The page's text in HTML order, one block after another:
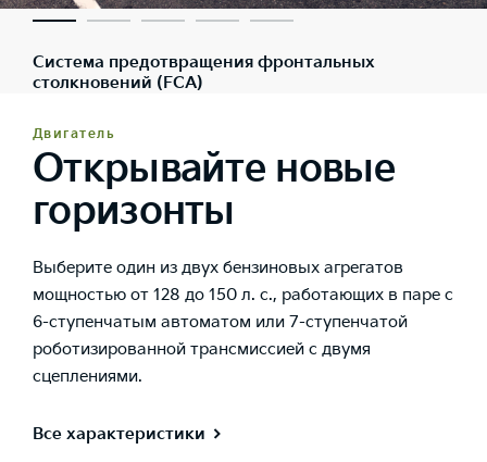
Система предотвращения фронтальных
столкновений (FCA)
Двигатель
Открывайте новые
горизонты
Выберите один из двух бензиновых агрегатов
мощностью от 128 до 150 л. с., работающих в паре с
6-ступенчатым автоматом или 7-ступенчатой
роботизированной трансмиссией с двумя
сцеплениями.
Все характеристики